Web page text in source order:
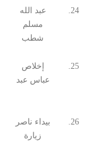
24.
عبد الله
مسلم
شطب
25.
إخلاص
عباس عبد
26.
بيداء ناصر
زيارة